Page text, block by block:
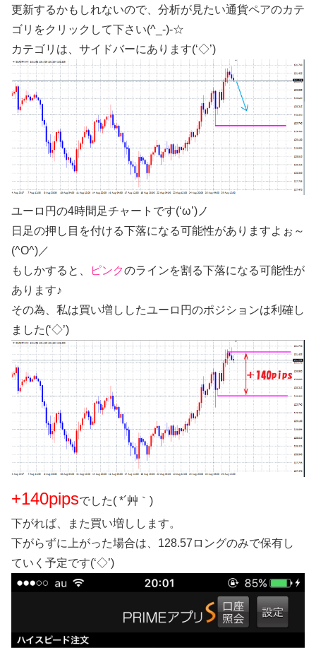
更新するかもしれないので、分析が見たい通貨ペアのカテ
ゴリをクリックして下さい(^_-)-☆
カテゴリは、サイドバーにあります(‘◇’)ゞ
ユーロ円の4時間足チャートです(‘ω’)ノ
日足の押し目を付ける下落になる可能性がありますよぉ～
(^O^)／
もしかすると、
ピンクのラインを割る下落になる可能性が
あります♪
その為、私は買い増ししたユーロ円のポジションは利確し
ました(‘◇’)ゞ
+140pipsでした( *´艸｀)
下がれば、また買い増しします。
下がらずに上がった場合は、128.57ロングのみで保有し
ていく予定です(‘◇’)ゞ